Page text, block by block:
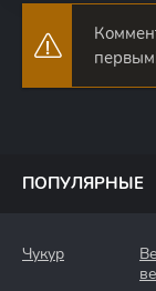
ПОПУЛЯРНЫЕ
Чукур